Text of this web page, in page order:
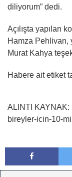
diliyorum” dedi.
Açılışta yapılan
Hamza Pehlivan,
Murat Kahya
Habere ait etiket
ALINTI KAYNAK:
bireyler-icin-10-